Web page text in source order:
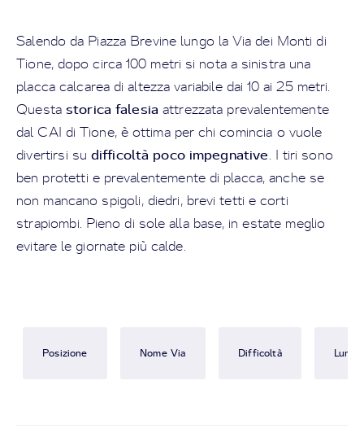
Salendo da Piazza Brevine lungo la Via dei Monti di
Tione, dopo circa 100 metri si nota a sinistra una
placca calcarea di altezza variabile dai 10 ai 25 metri.
Questa storica falesia attrezzata prevalentemente
dal CAI di Tione, è ottima per chi comincia o vuole
divertirsi su difficoltà poco impegnative. I tiri sono
ben protetti e prevalentemente di placca, anche se
non mancano spigoli, diedri, brevi tetti e corti
strapiombi. Pieno di sole alla base, in estate meglio
evitare le giornate più calde.
Posizione Nome Via Difficoltà